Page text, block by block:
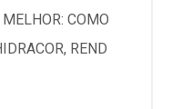
COMO
REND